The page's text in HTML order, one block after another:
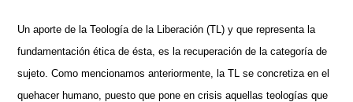
Un aporte de la Teología de la Liberación (TL) y que representa la
fundamentación ética de ésta, es la recuperación de la categoría de
sujeto. Como mencionamos anteriormente, la TL se concretiza en el
quehacer humano, puesto que pone en crisis aquellas teologías que